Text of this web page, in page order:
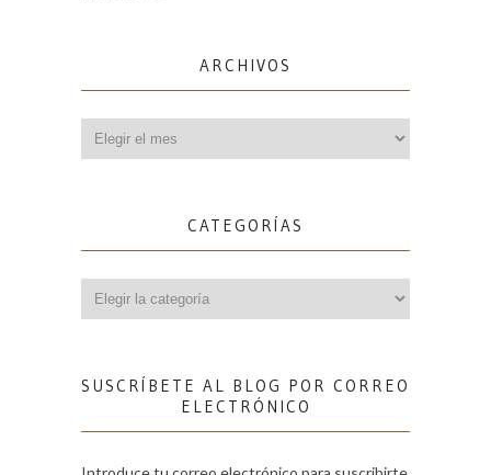
ARCHIVOS
CATEGORÍAS
SUSCRÍBETE AL BLOG POR CORREO
ELECTRÓNICO